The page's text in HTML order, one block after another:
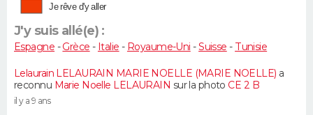
Je rêve d'y aller
J'y suis allé(e) :
Espagne -Grèce - Italie - Royaume-Uni -Suisse - Tunisie
Lelaurain LELAURAIN MARIE NOELLE (MARIE NOELLE) a
reconnu Marie Noelle LELAURAIN sur la photo CE 2 B
il y a 9 ans